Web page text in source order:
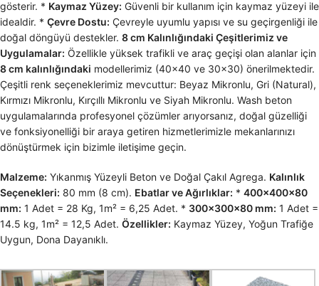
gösterir. * Kaymaz Yüzey: Güvenli bir kullanım için kaymaz yüzeyi ile
idealdir. * Çevre Dostu: Çevreyle uyumlu yapısı ve su geçirgenliği ile
doğal döngüyü destekler. 8 cm Kalınlığındaki Çeşitlerimiz ve
Uygulamalar: Özellikle yüksek trafikli ve araç geçişi olan alanlar için
8 cm kalınlığındaki modellerimiz (40×40 ve 30×30) önerilmektedir.
Çeşitli renk seçeneklerimiz mevcuttur: Beyaz Mikronlu, Gri (Natural),
Kırmızı Mikronlu, Kırçıllı Mikronlu ve Siyah Mikronlu. Wash beton
uygulamalarında profesyonel çözümler arıyorsanız, doğal güzelliği
ve fonksiyonelliği bir araya getiren hizmetlerimizle mekanlarınızı
dönüştürmek için bizimle iletişime geçin.
Malzeme: Yıkanmış Yüzeyli Beton ve Doğal Çakıl Agrega. Kalınlık
Seçenekleri: 80 mm (8 cm). Ebatlar ve Ağırlıklar: * 400x400x80
mm: 1 Adet = 28 Kg, 1m² = 6,25 Adet. * 300x300x80 mm: 1 Adet =
14.5 kg, 1m² = 12,5 Adet. Özellikler: Kaymaz Yüzey, Yoğun Trafiğe
Uygun, Dona Dayanıklı.